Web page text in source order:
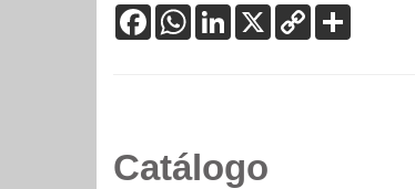
FacebookWhatsApp
LinkedIn
X Copy
Link
Catálogo